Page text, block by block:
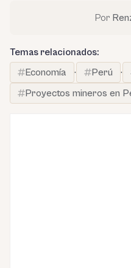
Por
Temas relacionados:
Economía
· Perú ·
Proyectos mineros en